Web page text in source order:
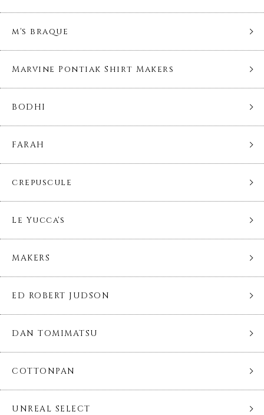
m's braque
Marvine Pontiak Shirt Makers
BODHI
FARAH
crepuscule
Le Yucca's
MAKERS
ED ROBERT JUDSON
DAN TOMIMATSU
COTTONPAN
UNREAL SELECT